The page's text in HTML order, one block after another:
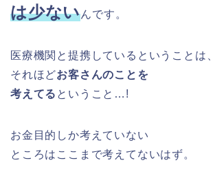
は少ないんです。
医療機関と提携しているということは、
それほどお客さんのことを
考えてる ということ…!
お金目的しか考えていない
ところはここまで考えてないはず。